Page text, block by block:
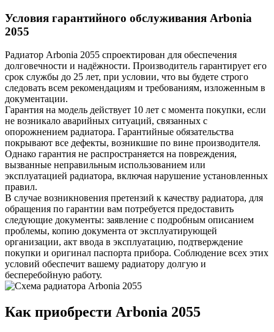
Условия гарантийного обслуживания Arbonia
2055
Радиатор Arbonia 2055 спроектирован для обеспечения
долговечности и надёжности. Производитель гарантирует его
срок службы до 25 лет, при условии, что вы будете строго
следовать всем рекомендациям и требованиям, изложенным в
документации.
Гарантия на модель действует 10 лет с момента покупки, если
не возникало аварийных ситуаций, связанных с
опорожнением радиатора. Гарантийные обязательства
покрывают все дефекты, возникшие по вине производителя.
Однако гарантия не распространяется на повреждения,
вызванные неправильным использованием или
эксплуатацией радиатора, включая нарушение установленных
правил.
В случае возникновения претензий к качеству радиатора, для
обращения по гарантии вам потребуется предоставить
следующие документы: заявление с подробным описанием
проблемы, копию документа от эксплуатирующей
организации, акт ввода в эксплуатацию, подтверждение
покупки и оригинал паспорта прибора. Соблюдение всех этих
условий обеспечит вашему радиатору долгую и
бесперебойную работу.
Как приобрести Arbonia 2055